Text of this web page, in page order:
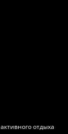
отдыха